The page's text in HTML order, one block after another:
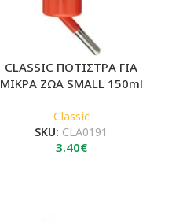
CLASSIC ΠΟΤΙΣΤΡΑ ΓΙΑ
ΜΙΚΡΑ ΖΩΑ SMALL 150ml
Classic
SKU: CLA0191
3.40€